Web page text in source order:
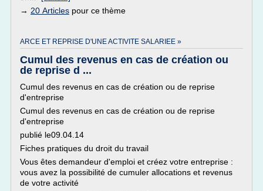
→ 20 Articles pour ce thème
ARCE ET REPRISE D'UNE ACTIVITE SALARIEE »
Cumul des revenus en cas de création ou
de reprise d ...
Cumul des revenus en cas de création ou de reprise
d'entreprise
Cumul des revenus en cas de création ou de reprise
d'entreprise
publié le09.04.14
Fiches pratiques du droit du travail
Vous êtes demandeur d'emploi et créez votre entreprise :
vous avez la possibilité de cumuler allocations et revenus
de votre activité